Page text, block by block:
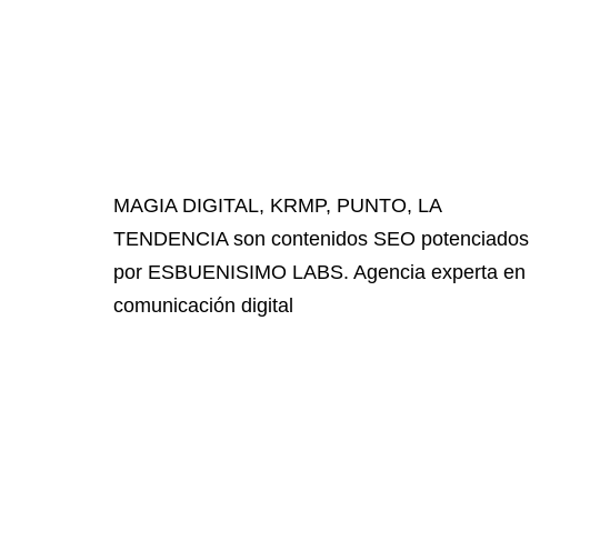
MAGIA DIGITAL, KRMP, PUNTO, LA
TENDENCIAson contenidos SEO potenciados
por ESBUENISIMO LABS. Agencia experta en
comunicación digital